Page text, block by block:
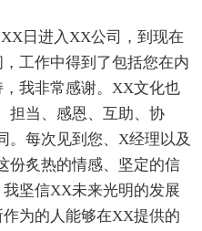
日进入XX公司，到现在
工作中得到了包括您在内
我非常感谢。XX文化也
担当、感恩、互助、协
。每次见到您、X经理以及
份炙热的情感、坚定的信
坚信XX未来光明的发展
为的人能够在XX提供的